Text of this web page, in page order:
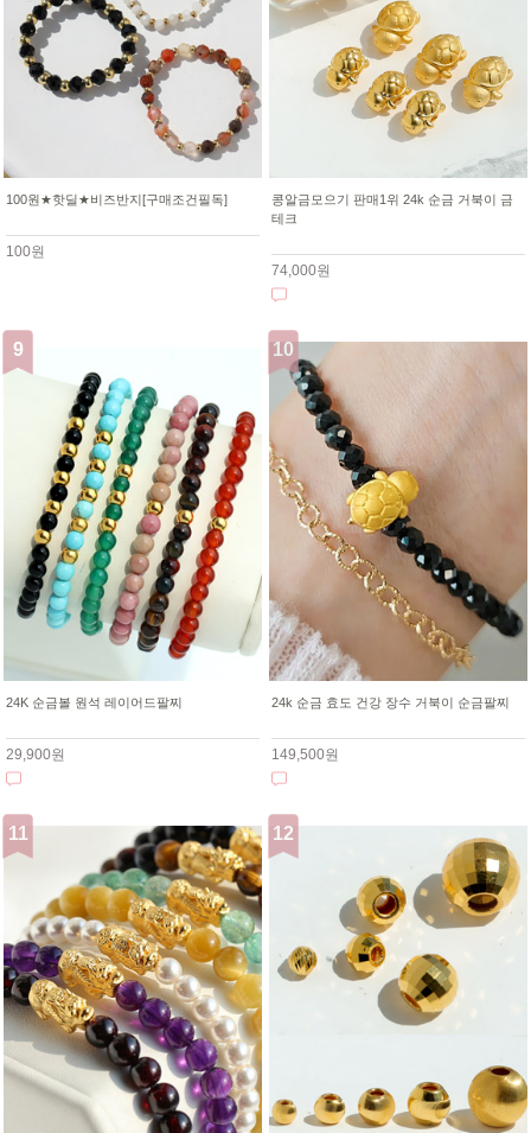
100원★핫딜★비즈반지[구매조건필독]
100원
콩알금모으기 판매1위 24k 순금 거북이 금
테크
74,000원
24K 순금볼 원석 레이어드팔찌
29,900원
24k 순금 효도 건강 장수 거북이 순금팔찌
149,500원